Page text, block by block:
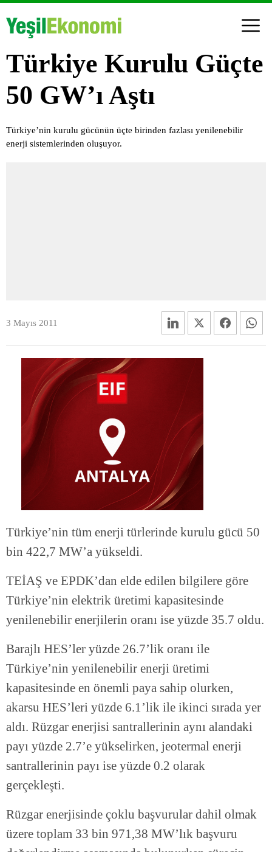
Türkiye Kurulu Güçte
50 GW’ı Aştı
Türkiye’nin kurulu gücünün üçte birinden fazlası yenilenebilir
enerji sistemlerinden oluşuyor.
3 Mayıs 2011
Türkiye’nin tüm enerji türlerinde kurulu gücü 50
bin 422,7 MW’a yükseldi.
TEİAŞ ve EPDK’dan elde edilen bilgilere göre
Türkiye’nin elektrik üretimi kapasitesinde
yenilenebilir enerjilerin oranı ise yüzde 35.7 oldu.
Barajlı HES’ler yüzde 26.7’lik oranı ile
Türkiye’nin yenilenebilir enerji üretimi
kapasitesinde en önemli paya sahip olurken,
akarsu HES’leri yüzde 6.1’lik ile ikinci sırada yer
aldı. Rüzgar enerjisi santrallerinin aynı alandaki
payı yüzde 2.7’e yükselirken, jeotermal enerji
santrallerinin payı ise yüzde 0.2 olarak
gerçekleşti.
Rüzgar enerjisinde çoklu başvurular dahil olmak
üzere toplam 33 bin 971,38 MW’lık başvuru